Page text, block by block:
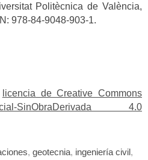
Politècnica de València,
978-84-9048-903-1.
licencia de Creative Commons
SinObraDerivada 4.0
, geotecnia, ingeniería civil ,